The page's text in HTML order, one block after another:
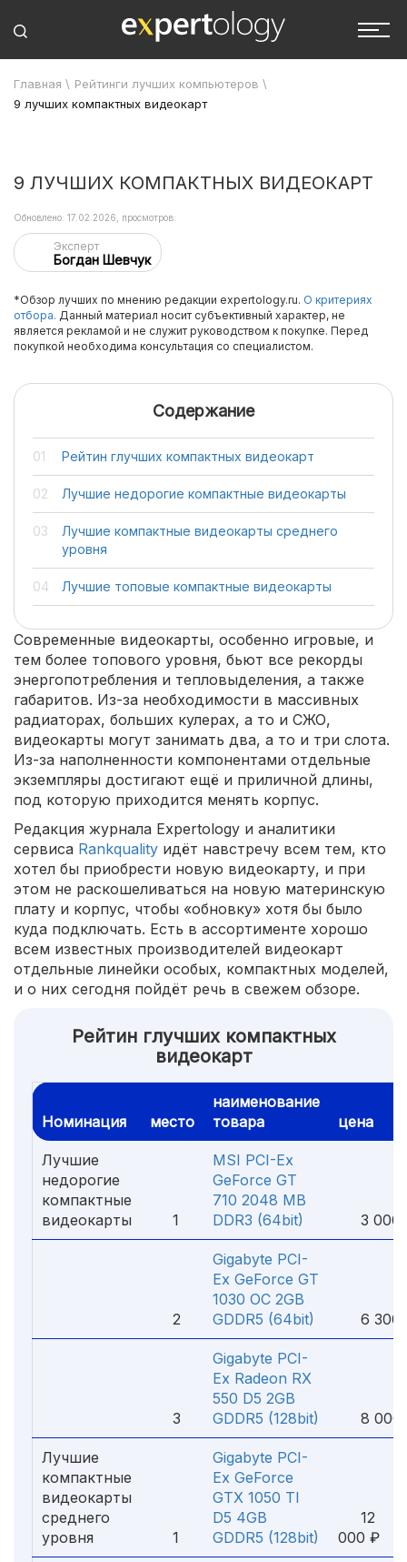
Главная \ Рейтинги лучших компьютеров \
9 лучших компактных видеокарт
9 ЛУЧШИХ КОМПАКТНЫХ ВИДЕОКАРТ
Эксперт
Богдан Шевчук
Обновлено: 17.02.2026, просмотров:
*Обзор лучших по мнению редакции expertology.ru. О критериях
отбора. Данный материал носит субъективный характер, не
является рекламой и не служит руководством к покупке. Перед
покупкой необходима консультация со специалистом.
Содержание
Рейтин глучших компактных видеокарт
Лучшие недорогие компактные видеокарты
Лучшие компактные видеокарты среднего
уровня
Лучшие топовые компактные видеокарты
Современные видеокарты, особенно игровые, и
тем более топового уровня, бьют все рекорды
энергопотребления и тепловыделения, а также
габаритов. Из-за необходимости в массивных
радиаторах, больших кулерах, а то и СЖО,
видеокарты могут занимать два, а то и три слота.
Из-за наполненности компонентами отдельные
экземпляры достигают ещё и приличной длины,
под которую приходится менять корпус.
Редакция журнала Expertology и аналитики
сервиса Rankquality идёт навстречу всем тем, кто
хотел бы приобрести новую видеокарту, и при
этом не раскошеливаться на новую материнскую
плату и корпус, чтобы «обновку» хотя бы было
куда подключать. Есть в ассортименте хорошо
всем известных производителей видеокарт
отдельные линейки особых, компактных моделей,
и о них сегодня пойдёт речь в свежем обзоре.
Рейтин глучших компактных
видеокарт
Номинация место
наименование
товара
цена
Лучшие
недорогие
компактные
видеокарты
1
MSI PCI-Ex
GeForce GT
710 2048 MB
DDR3 (64bit)
3 000
2
Gigabyte PCI-
Ex GeForce GT
1030 OC 2GB
GDDR5 (64bit)
6 300
3
Gigabyte PCI-
Ex Radeon RX
550 D5 2GB
GDDR5 (128bit)
8 000
Лучшие
компактные
видеокарты
среднего
уровня
1
Gigabyte PCI-
Ex GeForce
GTX 1050 TI
D5 4GB
GDDR5 (128bit)
12
000 ₽